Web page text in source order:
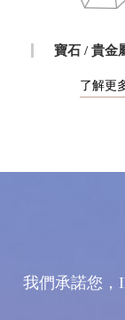
寶石 / 貴金
了解更
我們承諾您，